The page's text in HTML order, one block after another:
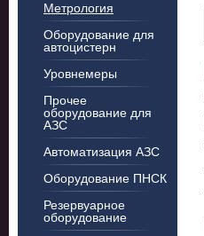
Метрология
Оборудование для
автоцистерн
Уровнемеры
Прочее
оборудование для
АЗС
Автоматизация АЗС
Оборудование ПНСК
Резервуарное
оборудование